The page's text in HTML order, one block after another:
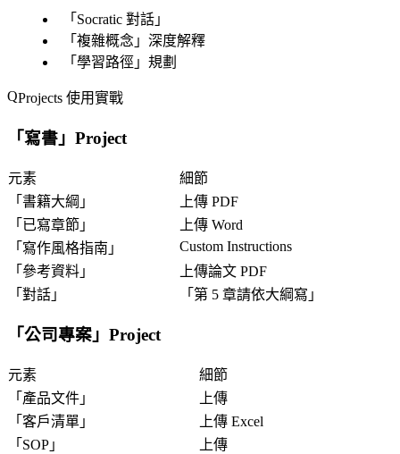
「 Socratic 對話 」
「 複雜概念 」深度解釋
「 學習路徑 」規劃
Projects 使用實戰
「寫書 」Project
元素
細節
「 書籍大綱 」
上傳 PDF
「 已寫章節 」
上傳 Word
「 寫作風格指南 」
Custom Instructions
「 參考資料 」
上傳論文 PDF
「 對話 」 「 第 5 章請依大綱寫 」
「公司專案 」Project
元素
細節
「 產品文件 」
上傳
「 客戶清單 」
上傳 Excel
「 SOP 」
上傳